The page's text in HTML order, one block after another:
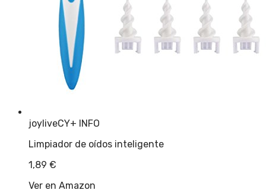
joyliveCY+ INFO
Limpiador de oídos inteligente
1,89 €
Ver en Amazon